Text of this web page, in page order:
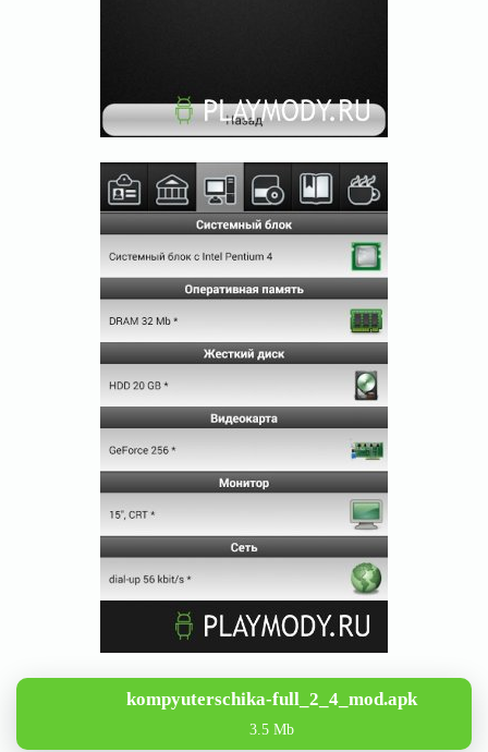
kompyuterschika-full_2_4_mod.apk
3.5 Mb